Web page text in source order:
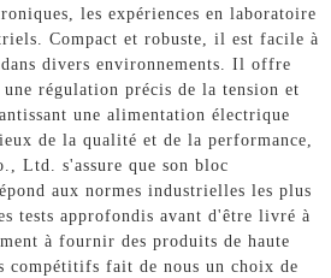
les expériences en laboratoire
Compact et robuste, il est facile à
divers environnements. Il offre
régulation précis de la tension et
une alimentation électrique
de la qualité et de la performance,
Ltd. s'assure que son bloc
aux normes industrielles les plus
tests approfondis avant d'être livré à
à fournir des produits de haute
compétitifs fait de nous un choix de